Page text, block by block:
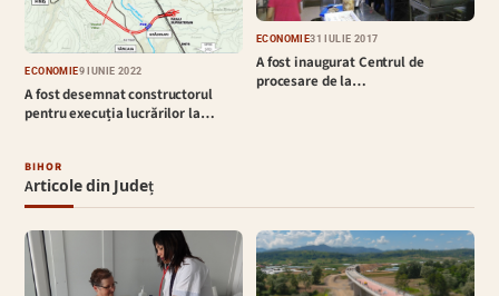
ECONOMIE9 IUNIE 2022
A fost desemnat constructorul
pentru execuția lucrărilor la…
ECONOMIE31 IULIE 2017
A fost inaugurat Centrul de
procesare de la…
BIHOR
Articole din Județ